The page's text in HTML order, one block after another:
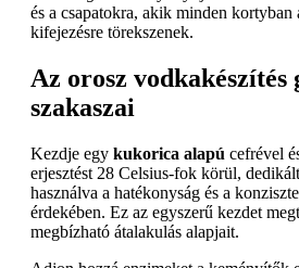
és a csapatokra, akik minden kortyban
kifejezésre törekszenek.
Az orosz
szakaszai
Kezdje egy kukorica alapú cefrével
erjesztést 28 Celsius-fok körül,
használva a hatékonyság és a
érdekében. Ez az egyszerű kezdet
megbízható átalakulás alapjait.